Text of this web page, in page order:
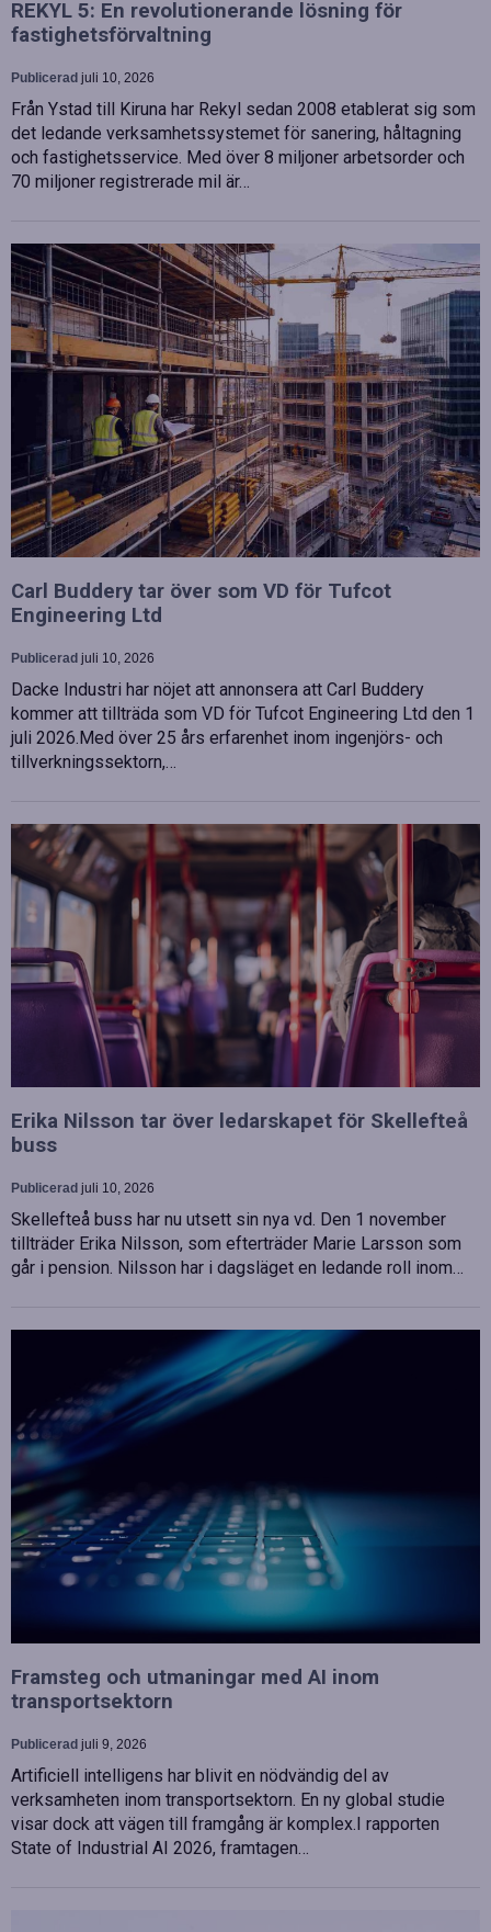
REKYL 5: En revolutionerande lösning för
fastighetsförvaltning
Publicerad juli 10, 2026
Från Ystad till Kiruna har Rekyl sedan 2008 etablerat sig som
det ledande verksamhetssystemet för sanering, håltagning
och fastighetsservice. Med över 8 miljoner arbetsorder och
70 miljoner registrerade mil är…
Carl Buddery tar över som VD för Tufcot
Engineering Ltd
Publicerad juli 10, 2026
Dacke Industri har nöjet att annonsera att Carl Buddery
kommer att tillträda som VD för Tufcot Engineering Ltd den 1
juli 2026.Med över 25 års erfarenhet inom ingenjörs- och
tillverkningssektorn,…
Erika Nilsson tar över ledarskapet för Skellefteå
buss
Publicerad juli 10, 2026
Skellefteå buss har nu utsett sin nya vd. Den 1 november
tillträder Erika Nilsson, som efterträder Marie Larsson som
går i pension. Nilsson har i dagsläget en ledande roll inom…
Framsteg och utmaningar med AI inom
transportsektorn
Publicerad juli 9, 2026
Artificiell intelligens har blivit en nödvändig del av
verksamheten inom transportsektorn. En ny global studie
visar dock att vägen till framgång är komplex.I rapporten
State of Industrial AI 2026, framtagen…